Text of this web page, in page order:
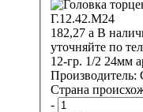
182,27 a В
уточняйте по
12-гр. 1/2 24мм
Производитель:
Страна
-